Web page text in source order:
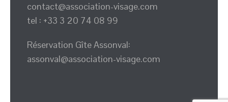
contact@association-visage.com
tel : +33 3 20 74 08 99
Réservation Gîte Assonval:
assonval@association-visage.com